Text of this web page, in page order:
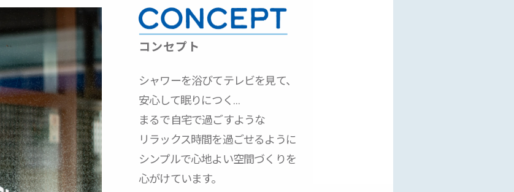
コンセプト
シャワーを浴びてテレビを見て、
安心して眠りにつく…
まるで自宅で過ごすような
リラックス時間を過ごせるように
シンプルで心地よい空間づくりを
心がけています。